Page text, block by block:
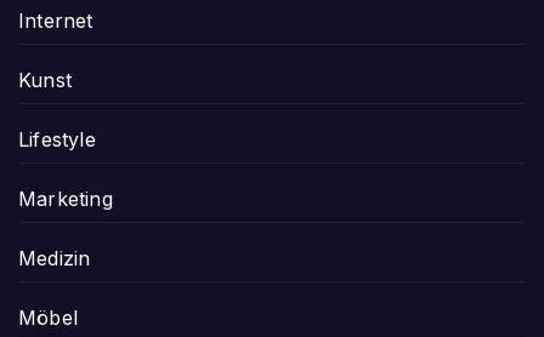
Internet
Kunst
Lifestyle
Marketing
Medizin
Möbel